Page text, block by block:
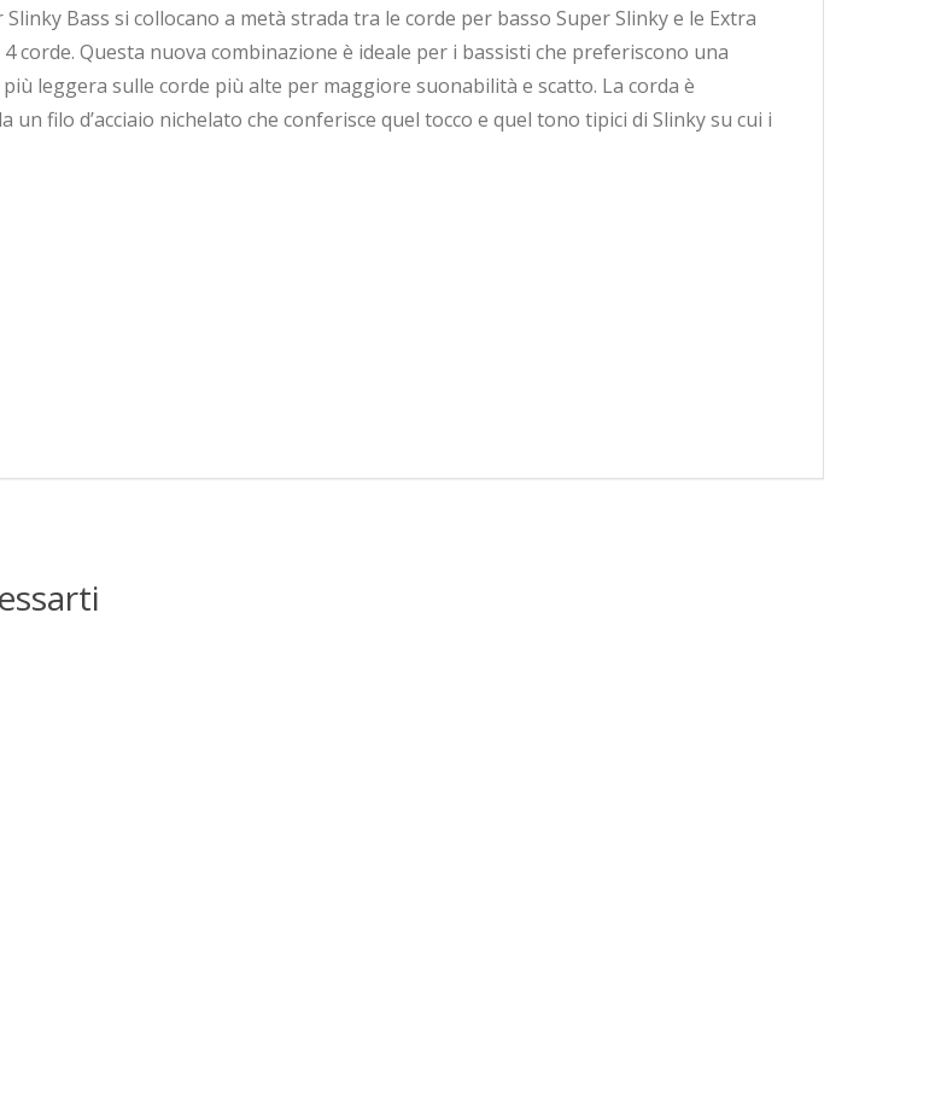
Bass si collocano a metà strada tra le corde per basso Super Slinky e le Extra
corde. Questa nuova combinazione è ideale per i bassisti che preferiscono una
leggera sulle corde più alte per maggiore suonabilità e scatto. La corda è
filo d’acciaio nichelato che conferisce quel tocco e quel tono tipici di Slinky su cui i